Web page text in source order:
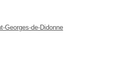
Georges-de-Didonne